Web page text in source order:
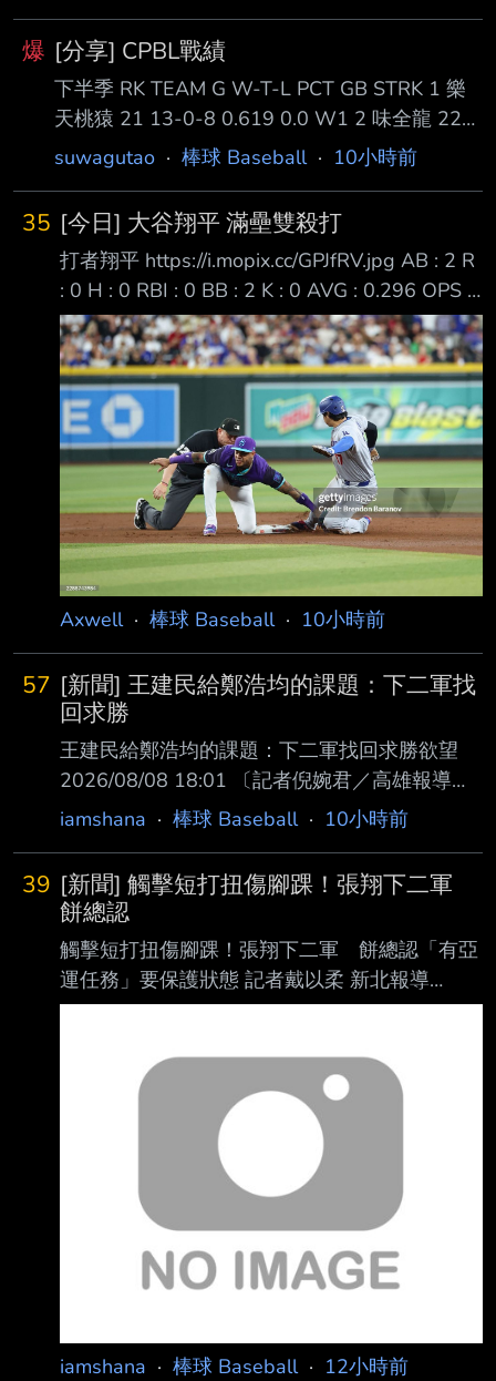
他也在第九局上半被替換守備，提前下場休息
打擊率目前下降至2成28 至於西武隊在今天靠著
新秀小島大河的關鍵兩分砲，幫助西武隊以二比
一逆轉獲勝 --
爆 [分享] CPBL戰績
下半季 RK TEAM G W-T-L PCT GB STRK 1 樂
天桃猿 21 13-0-8 0.619 0.0 W1 2 味全龍 22
12-0-10 0.545 1.5 L2 5 中信兄弟 22 10-0-12
L1 G250 中信兄弟 6:1 台鋼雄鷹 G251 味全龍vs
樂天桃猿 延至10/4原場地補賽 G252 統一獅vs富
邦悍將 延至10/4原場地補賽 全年度 RK TEAM G
W-T-L PCT GB 1
suwagutao · 棒球 Baseball· 10小時前
35 [今日] 大谷翔平 滿壘雙殺打
打者翔平 https://i.mopix.cc/GPJfRV.jpg AB : 2 R
: 0 H : 0 RBI : 0 BB : 2 K : 0 AVG : 0.296 OPS :
0.952 選到兩次保送 但有一次盜壘失敗
https://x.com/mlb_comment/status/208591293
9182325761?s=46 7局上滿壘一出局平手局面
翔平打了一個雙殺打
https://x.com/talkinbaseball_/status/20859333
63773206956?s=
Axwell· 棒球 Baseball· 10小時前
57 [新聞] 王建民給鄭浩均的課題：下二軍找
回求勝
王建民給鄭浩均的課題：下二軍找回求勝欲望
2026/08/08 18:01 〔記者倪婉君／高雄報導〕
「從去年他的肢體動作，他是很有自信的。但今
勝欲望。」談起今年三度下二軍調整的「美美」
鄭浩均， 中信兄弟投手教練王建民今天直言他
跟去年的差別就在求勝欲望，感覺企圖心沒有像
去年 那麼強烈。 鄭浩均本季14場先發累計4勝6
敗、防禦率6.72，5日對富邦悍將先發4.2局被敲
第3度下二軍。除了兄弟總教練平野惠一希望他
下二軍 可
iamshana · 棒球 Baseball· 10小時前
39 [新聞] 觸擊短打扭傷腳踝！張翔下二軍
餅總認
觸擊短打扭傷腳踝！張翔下二軍 餅總認「有亞
運任務」要保護狀態 記者戴以柔 新北報導
2026/08/08 17:01:00 2026/08/08 17:09:13 更
運國手張翔卻在9局上執行觸擊短打的過程中 疑
似扭傷腳踝，9日賽前總教練林岳平透露傷勢不
是太嚴重，但確定先被降到二軍調整。 9局上獅
隊捕手張翔在執行觸擊短打的過程中，疑似扭傷
腳踝，賽後餅總用「應該不是很O K」形容，8
日賽前他以也更新傷情，「應該中等，不是很嚴
重，因為有腫脹嘛，是可以忍 受的強度啦，但
iamshana · 棒球 Baseball· 12小時前